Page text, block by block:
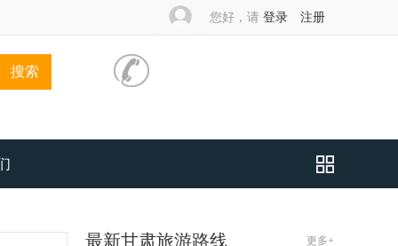
您好，请 登录 注册
搜索
最新甘肃旅游路线 更多+